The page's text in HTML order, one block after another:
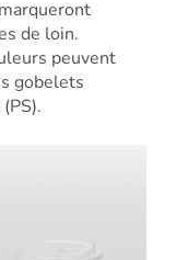
de loin.
peuvent
gobelets